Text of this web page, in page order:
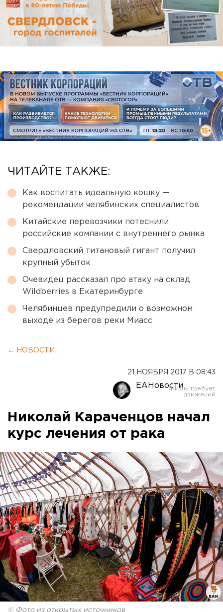
ЧИТАЙТЕ ТАКЖЕ:
Как воспитать идеальную кошку —
рекомендации челябинских специалистов
Китайские перевозчики потеснили
российские компании с внутреннего рынка
Свердловский титановый гигант получил
крупный убыток
Очевидец рассказал про атаку на склад
Wildberries в Екатеринбурге
Челябинцев предупредили о возможном
выходе из берегов реки Миасс
← НОВОСТИ
21 НОЯБРЯ 2017 В 08:43
ЕАНовости
Николай Караченцов начал
курс лечения от рака
© Фото из открытых источников